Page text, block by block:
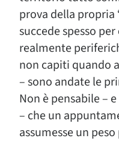
prova della propria
succede spesso
realmente
non capiti quando
– sono andate le
Non è pensabile –
– che un
assumesse un